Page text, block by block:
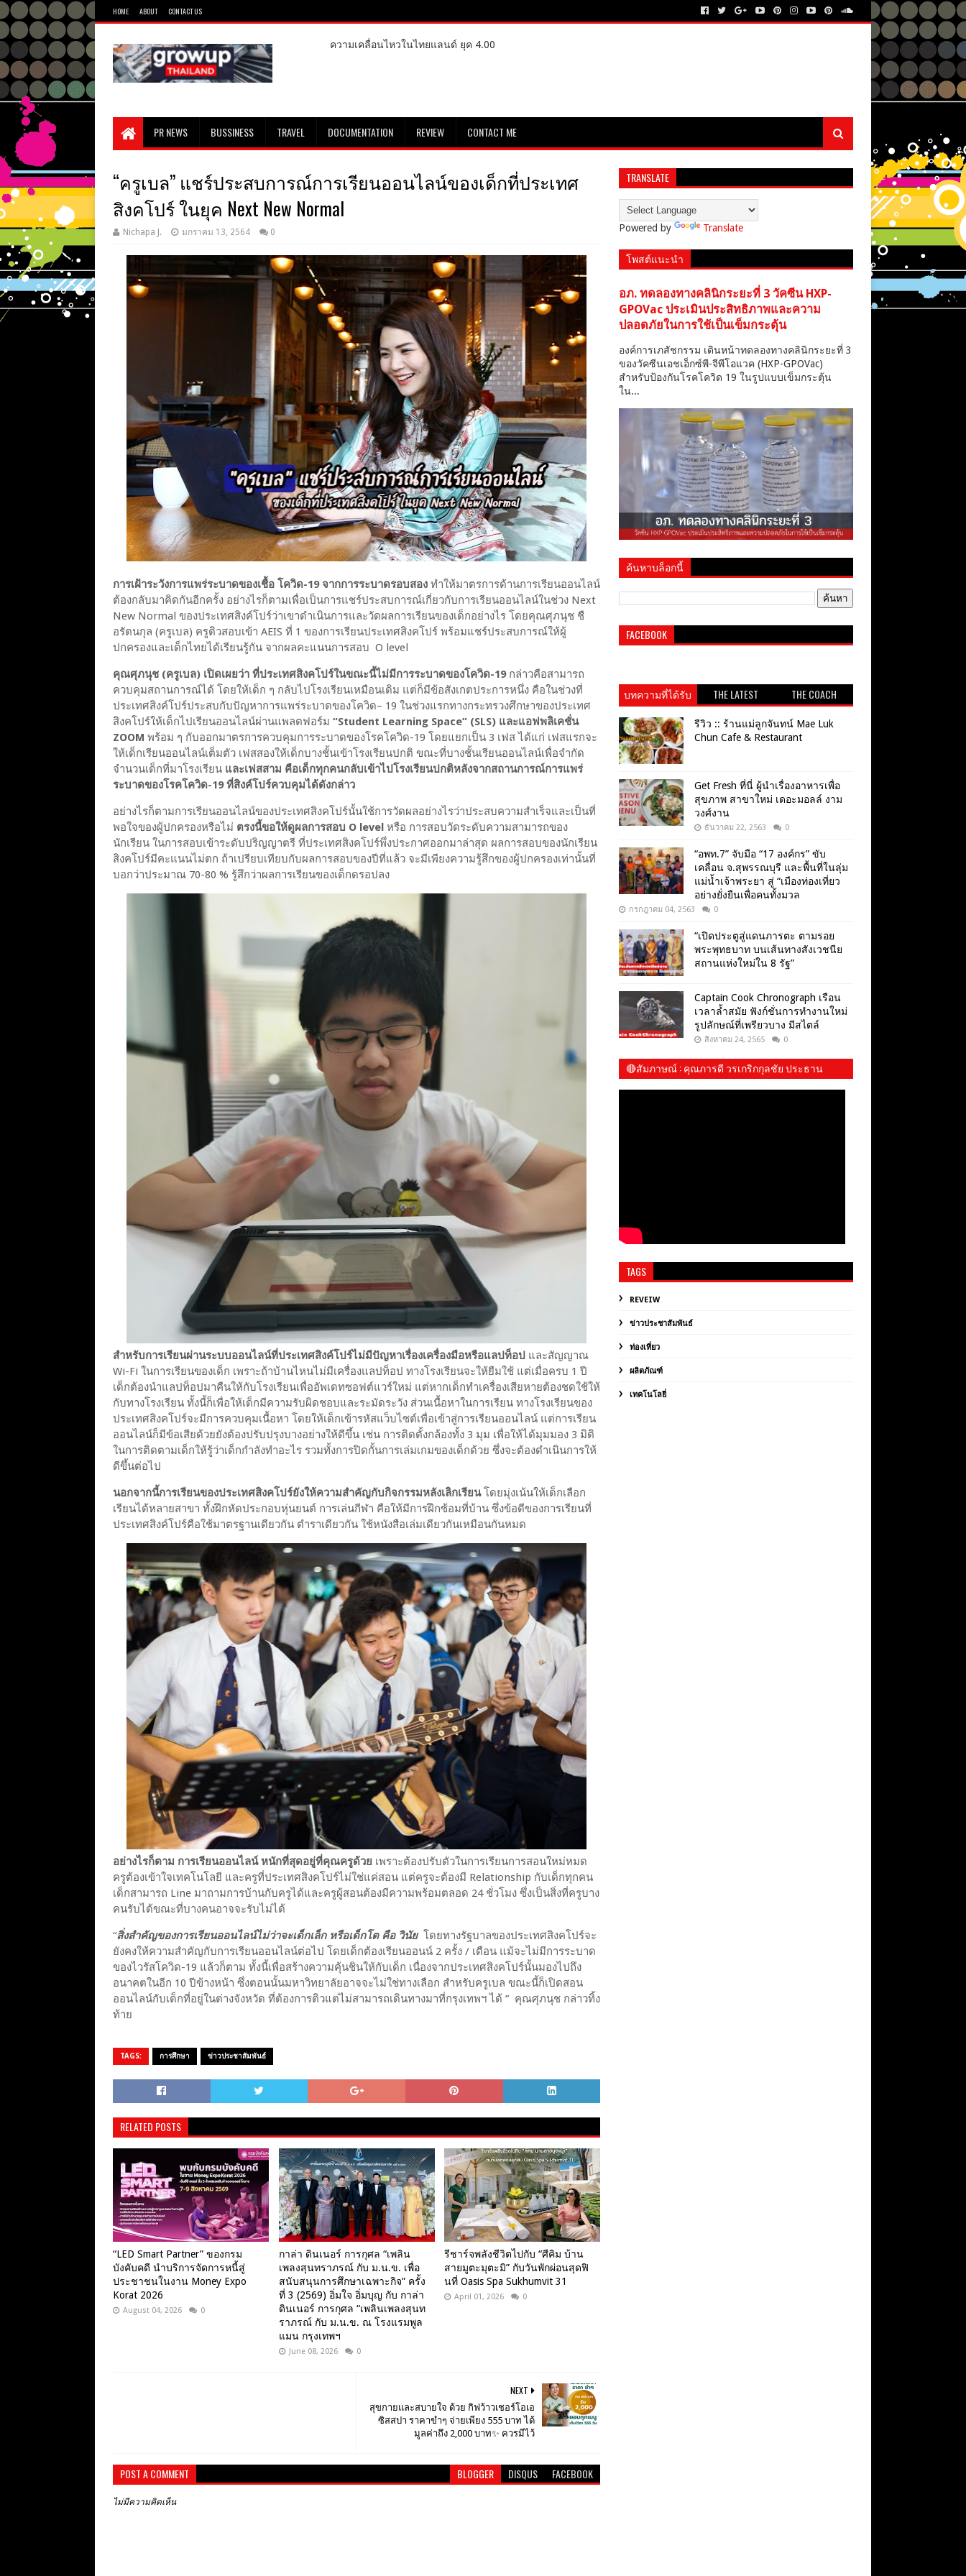
HOME ABOUT CONTACT US
ความเคลื่อนไหวในไทยแลนด์ ยุค 4.00
PR NEWS BUSSINESS TRAVEL DOCUMENTATION REVIEW CONTACT ME
“ครูเบล” แชร์ประสบการณ์การเรียนออนไลน์ของเด็กที่ประเทศ
สิงคโปร์ ในยุค Next New Normal
Nichapa J. มกราคม 13, 2564 0
การเฝ้าระวังการแพร่ระบาดของเชื้อ โควิด-19 จากการระบาดรอบสอง ทำให้มาตรการด้านการเรียนออนไลน์
ต้องกลับมาคิดกันอีกครั้ง อย่างไรก็ตามเพื่อเป็นการแชร์ประสบการณ์เกี่ยวกับการเรียนออนไลน์ในช่วง Next
New Normal ของประเทศสิงค์โปร์ว่าเขาดำเนินการและวัดผลการเรียนของเด็กอย่างไร โดยคุณศุภนุช ชื
อรัตนกุล (ครูเบล) ครูติวสอบเข้า AEIS ที่ 1 ของการเรียนประเทศสิงคโปร์ พร้อมแชร์ประสบการณ์ให้ผู้
ปกครองและเด็กไทยได้เรียนรู้กัน จากผลคะแนนการสอบ O level
คุณศุภนุช (ครูเบล) เปิดเผยว่า ที่ประเทศสิงคโปร์ในขณะนี้ไม่มีการระบาดของโควิด-19กล่าวคือสามารถ
ควบคุมสถานการณ์ได้ โดยให้เด็ก ๆ กลับไปโรงเรียนเหมือนเดิม แต่ก็มีข้อสังเกตประการหนึ่ง คือในช่วงที่
ประเทศสิงค์โปร์ประสบกับปัญหาการแพร่ระบาดของโควิด– 19 ในช่วงแรกทางกระทรวงศึกษาของประเทศ
สิงคโปร์ให้เด็กไปเรียนออนไลน์ผ่านแพลตฟอร์ม “Student Learning Space” (SLS) และแอฟพลิเคชั่น
ZOOM พร้อม ๆ กับออกมาตรการควบคุมการระบาดของโรคโควิด-19 โดยแยกเป็น 3 เฟส ได้แก่ เฟสแรกจะ
ให้เด็กเรียนออนไลน์เต็มตัว เฟสสองให้เด็กบางชั้นเข้าโรงเรียนปกติ ขณะที่บางชั้นเรียนออนไลน์เพื่อจำกัด
จำนวนเด็กที่มาโรงเรียน และเฟสสาม คือเด็กทุกคนกลับเข้าไปโรงเรียนปกติหลังจากสถานการณ์การแพร่
ระบาดของโรคโควิด-19 ที่สิงค์โปร์ควบคุมได้ดังกล่าว
อย่างไรก็ตามการเรียนออนไลน์ของประเทศสิงคโปร์นั้นใช้การวัดผลอย่างไรว่าประสบความสำเร็จและเป็นที่
พอใจของผู้ปกครองหรือไม่ ตรงนี้ขอให้ดูผลการสอบ O level หรือ การสอบวัดระดับความสามารถของ
นักเรียน ในการสอบเข้าระดับปริญญาตรี ที่ประเทศสิงคโปร์พึ่งประกาศออกมาล่าสุด ผลการสอบของนักเรียน
สิงคโปร์มีคะแนนไม่ตก ถ้าเปรียบเทียบกับผลการสอบของปีที่แล้ว จะมีเพียงความรู้สึกของผู้ปกครองเท่านั้นที่
บอกว่าประมาณ 70-80 % รู้สึกว่าผลการเรียนของเด็กดรอปลง
สำหรับการเรียนผ่านระบบออนไลน์ที่ประเทศสิงค์โปร์ไม่มีปัญหาเรื่องเครื่องมือหรือแลปท็อป และสัญญาณ
Wi-Fi ในการเรียนของเด็ก เพราะถ้าบ้านไหนไม่มีเครื่องแลปท็อป ทางโรงเรียนจะให้ยืมใช้ แต่เมื่อครบ 1 ปี
เด็กต้องนำแลปท็อปมาคืนให้กับโรงเรียนเพื่ออัพเดทซอฟต์แวร์ใหม่ แต่หากเด็กทำเครื่องเสียหายต้องชดใช้ให้
กับทางโรงเรียน ทั้งนี้ก็เพื่อให้เด็กมีความรับผิดชอบและระมัดระวัง ส่วนเนื้อหาในการเรียน ทางโรงเรียนของ
ประเทศสิงคโปร์จะมีการควบคุมเนื้อหา โดยให้เด็กเข้ารหัสแว็บไซต์เพื่อเข้าสู่การเรียนออนไลน์ แต่การเรียน
ออนไลน์ก็มีข้อเสียด้วยยังต้องปรับปรุงบางอย่างให้ดีขึ้น เช่น การติดตั้งกล้องทั้ง 3 มุม เพื่อให้ได้มุมมอง 3 มิติ
ในการติดตามเด็กให้รู้ว่าเด็กกำลังทำอะไร รวมทั้งการปิดกั้นการเล่มเกมของเด็กด้วย ซึ่งจะต้องดำเนินการให้
ดีขึ้นต่อไป
นอกจากนี้การเรียนของประเทศสิงคโปร์ยังให้ความสำคัญกับกิจกรรมหลังเลิกเรียนโดยมุ่งเน้นให้เด็กเลือก
เรียนได้หลายสาขา ทั้งฝึกหัดประกอบหุ่นยนต์ การเล่นกีฬา คือให้มีการฝึกซ้อมที่บ้าน ซึ่งข้อดีของการเรียนที่
ประเทศสิงค์โปร์คือใช้มาตรฐานเดียวกัน ตำราเดียวกัน ใช้หนังสือเล่มเดียวกันเหมือนกันหมด
อย่างไรก็ตาม การเรียนออนไลน์ หนักที่สุดอยู่ที่คุณครูด้วย เพราะต้องปรับตัวในการเรียนการสอนใหม่หมด
ครูต้องเข้าใจเทคโนโลยี และครูที่ประเทศสิงคโปร์ไม่ใช่แค่สอน แต่ครูจะต้องมี Relationship กับเด็กทุกคน
เด็กสามารถ Line มาถามการบ้านกับครูได้และครูผู้สอนต้องมีความพร้อมตลอด 24 ชั่วโมง ซึ่งเป็นสิ่งที่ครูบาง
คนรับได้ขณะที่บางคนอาจจะรับไม่ได้
“สิ่งสำคัญของการเรียนออนไลน์ไม่ว่าจะเด็กเล็ก หรือเด็กโต คือ วินัย โดยทางรัฐบาลของประเทศสิงคโปร์จะ
ยังคงให้ความสำคัญกับการเรียนออนไลน์ต่อไป โดยเด็กต้องเรียนออนน์ 2 ครั้ง / เดือน แม้จะไม่มีการระบาด
ของไวรัสโควิด-19 แล้วก็ตาม ทั้งนี้เพื่อสร้างความคุ้นชินให้กับเด็ก เนื่องจากประเทศสิงคโปร์นั้นมองไปถึง
อนาคตในอีก 10 ปีข้างหน้า ซึ่งตอนนั้นมหาวิทยาลัยอาจจะไม่ใช่ทางเลือก สำหรับครูเบล ขณะนี้ก็เปิดสอน
ออนไลน์กับเด็กที่อยู่ในต่างจังหวัด ที่ต้องการติวแต่ไม่สามารถเดินทางมาที่กรุงเทพฯ ได้ ” คุณศุภนุช กล่าวทิ้ง
ท้าย
TAGS: การศึกษา ข่าวประชาสัมพันธ์
RELATED POSTS
“LED Smart Partner” ของกรม
บังคับคดี นำบริการจัดการหนี้สู่
ประชาชนในงาน Money Expo
Korat 2026
August 04, 2026 0
กาล่า ดินเนอร์ การกุศล “เพลิน
เพลงสุนทราภรณ์ กับ ม.น.ข. เพื่อ
สนับสนุนการศึกษาเฉพาะกิจ” ครั้ง
ที่ 3 (2569) อิ่มใจ อิ่มบุญ กับ กาล่า
ดินเนอร์ การกุศล “เพลินเพลงสุนท
ราภรณ์ กับ ม.น.ข. ณ โรงแรมพูล
แมน กรุงเทพฯ
June 08, 2026 0
รีชาร์จพลังชีวิตไปกับ “ศีคิม บ้าน
สายมูตะมุตะมิ” กับวันพักผ่อนสุดฟิ
นที่ Oasis Spa Sukhumvit 31
April 01, 2026 0
NEXT
สุขกายและสบายใจ ด้วย กิฟว้าวเชอร์โอเอ
ซิสสปา ราคาขำๆ จ่ายเพียง 555 บาท ได้
มูลค่าถึง 2,000 บาท✨ ควรมีไว้
POST A COMMENT BLOGGER DISQUS FACEBOOK
ไม่มีความคิดเห็น
TRANSLATE
Powered by Translate
โพสต์แนะนำ
อภ. ทดลองทางคลินิกระยะที่ 3 วัคซีน HXP-
GPOVac ประเมินประสิทธิภาพและความ
ปลอดภัยในการใช้เป็นเข็มกระตุ้น
องค์การเภสัชกรรม เดินหน้าทดลองทางคลินิกระยะที่ 3
ของวัคซีนเอชเอ็กซ์พี-จีพีโอแวค (HXP-GPOVac)
สำหรับป้องกันโรคโควิด 19 ในรูปแบบเข็มกระตุ้น
ใน...
ค้นหาบล็อกนี้
FACEBOOK
บทความที่ได้รับ
ความนิยม
THE LATEST THE COACH
รีวิว :: ร้านแม่ลูกจันทน์ Mae Luk
Chun Cafe & Restaurant
Get​ Fresh​ ที่นี่ ผู้นำเรื่องอาหารเพื่อ
สุขภาพ​ สาขาใหม่ เดอะมอลล์ งาม
วงศ์งาน
ธันวาคม 22, 2563 0
“อพท.7” จับมือ “17 องค์กร” ขับ
เคลื่อน จ.สุพรรณบุรี และพื้นที่ในลุ่ม
แม่น้ำเจ้าพระยา สู่ “เมืองท่องเที่ยว
อย่างยั่งยืนเพื่อคนทั้งมวล
กรกฎาคม 04, 2563 0
“เปิดประตูสู่แดนภารตะ ตามรอย
พระพุทธบาท บนเส้นทางสังเวชนีย
สถานแห่งใหม่ใน 8 รัฐ”
Captain Cook Chronograph เรือน
เวลาล้ำสมัย ฟังก์ชั่นการทำงานใหม่
รูปลักษณ์ที่เพรียวบาง มีสไตล์
สิงหาคม 24, 2565 0
🔴สัมภาษณ์​ : คุณภารดี วรเกริกกุลชัย ประธาน
ชมรม พสบ.ทบ. และ​ น้องปันปัน
TAGS
REVEIW
ข่าวประชาสัมพันธ์
ท่องเที่ยว
ผลิตภัณฑ์
เทคโนโลยี่